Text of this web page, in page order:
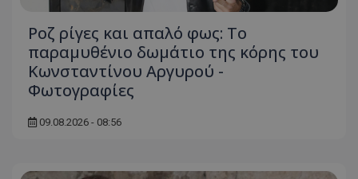
Ροζ ρίγες και απαλό φως: Το
παραμυθένιο δωμάτιο της κόρης του
Κωνσταντίνου Αργυρού -
Φωτογραφίες
09.08.2026 - 08:56